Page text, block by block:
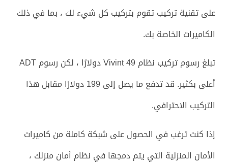
على تقنية تركيب تقوم بتركيب كل شيء لك ، بما في ذلك
الكاميرات الخاصة بك.
تبلغ رسوم تركيب نظام Vivint 49 دولارًا ، لكن رسوم ADT
أعلى بكثير. قد تدفع ما يصل إلى 199 دولارًا مقابل هذا
التركيب الاحترافي.
إذا كنت ترغب في الحصول على شبكة كاملة من كاميرات
الأمان المنزلية التي يتم دمجها في نظام أمان منزلك ،